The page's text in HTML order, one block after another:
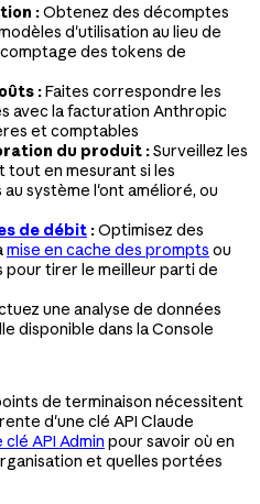
:Obtenez des décomptes
d'utilisation au lieu de
des tokens de
:Faites correspondre les
avec la facturation Anthropic
et comptables
du produit :Surveillez les
en mesurant si les
système l'ont amélioré, ou
de débit :Optimisez des
mise en cache des prompts ou
tirer le meilleur parti de
une analyse de données
disponible dans la Console
de terminaison nécessitent
d'une clé API Claude
API Admin pour savoir où en
et quelles portées